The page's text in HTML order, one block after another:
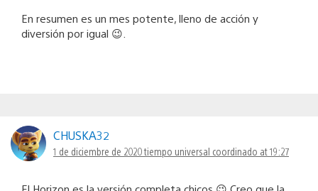
En resumen es un mes potente, lleno de acción y
diversión por igual 😉.
CHUSKA32
1 de diciembre de 2020 tiempo universal coordinado at 19:27
El Horizon es la versión completa chicos 😉 Creo que la